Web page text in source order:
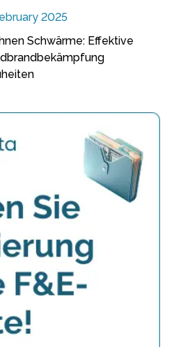
2025
Schwärme: Effektive